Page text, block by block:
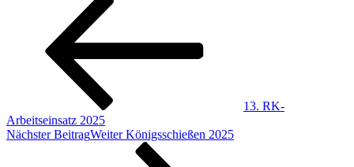
13. RK-
Arbeitseinsatz 2025
Nächster BeitragWeiter Königsschießen 2025